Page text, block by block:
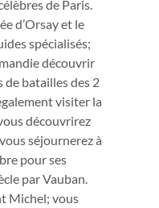
de Paris.
d’Orsay et le
spécialisés;
découvrir
de batailles des 2
visiter la
découvrirez
séjournerez à
pour ses
par Vauban.
Michel; vous